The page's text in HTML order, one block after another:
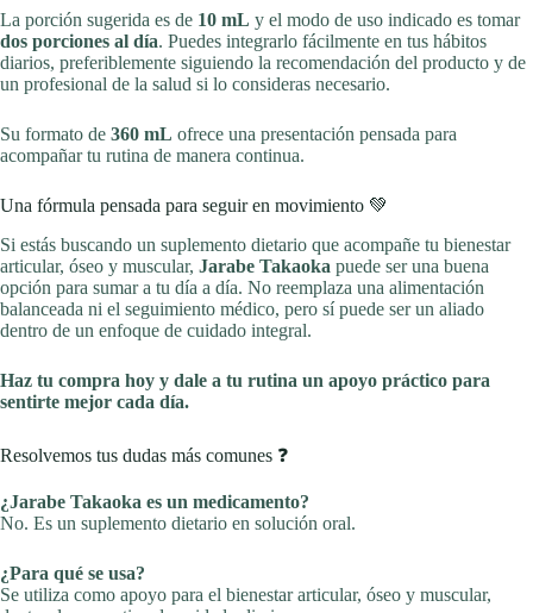
La porción sugerida es de 10 mL y el modo de uso indicado es tomar
dos porciones al día. Puedes integrarlo fácilmente en tus hábitos
diarios, preferiblemente siguiendo la recomendación del producto y de
un profesional de la salud si lo consideras necesario.
Su formato de 360 mL ofrece una presentación pensada para
acompañar tu rutina de manera continua.
Una fórmula pensada para seguir en movimiento 💚
Si estás buscando un suplemento dietario que acompañe tu bienestar
articular, óseo y muscular, Jarabe Takaoka puede ser una buena
opción para sumar a tu día a día. No reemplaza una alimentación
balanceada ni el seguimiento médico, pero sí puede ser un aliado
dentro de un enfoque de cuidado integral.
Haz tu compra hoy y dale a tu rutina un apoyo práctico para
sentirte mejor cada día.
Resolvemos tus dudas más comunes ❓
¿Jarabe Takaoka es un medicamento?
No. Es un suplemento dietario en solución oral.
¿Para qué se usa?
Se utiliza como apoyo para el bienestar articular, óseo y muscular,